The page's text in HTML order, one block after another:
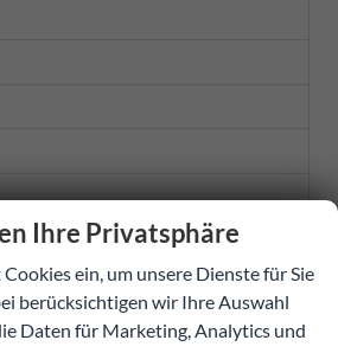
Ihre Privatsphäre
ein, um unsere Dienste für Sie
berücksichtigen wir Ihre Auswahl
Daten für Marketing, Analytics und